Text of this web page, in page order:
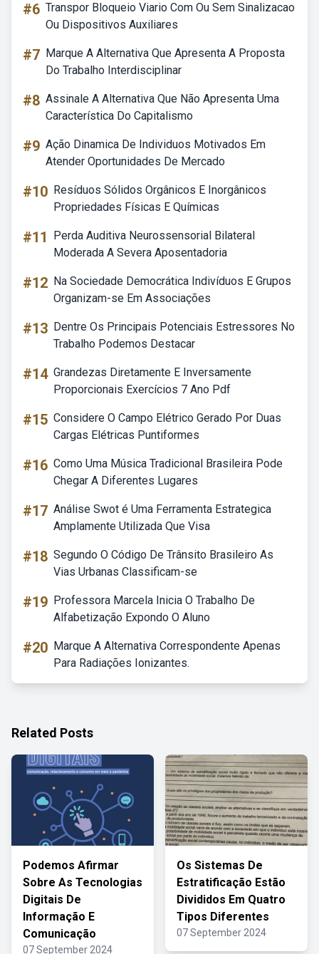
#6 Transpor Bloqueio Viario Com Ou Sem Sinalizacao
Ou Dispositivos Auxiliares
#7 Marque A Alternativa Que Apresenta A Proposta
Do Trabalho Interdisciplinar
#8 Assinale A Alternativa Que Não Apresenta Uma
Característica Do Capitalismo
#9 Ação Dinamica De Individuos Motivados Em
Atender Oportunidades De Mercado
#10 Resíduos Sólidos Orgânicos E Inorgânicos
Propriedades Físicas E Químicas
#11
Perda Auditiva Neurossensorial Bilateral
Moderada A Severa Aposentadoria
#12 Na Sociedade Democrática Indivíduos E Grupos
Organizam-se Em Associações
#13 Dentre Os Principais Potenciais Estressores No
Trabalho Podemos Destacar
#14 Grandezas Diretamente E Inversamente
Proporcionais Exercícios 7 Ano Pdf
#15 Considere O Campo Elétrico Gerado Por Duas
Cargas Elétricas Puntiformes
#16 Como Uma Música Tradicional Brasileira Pode
Chegar A Diferentes Lugares
#17 Análise Swot é Uma Ferramenta Estrategica
Amplamente Utilizada Que Visa
#18 Segundo O Código De Trânsito Brasileiro As
Vias Urbanas Classificam-se
#19 Professora Marcela Inicia O Trabalho De
Alfabetização Expondo O Aluno
#20 Marque A Alternativa Correspondente Apenas
Para Radiações Ionizantes.
Related Posts
Podemos Afirmar
Sobre As Tecnologias
Digitais De
Informação E
Comunicação
07 September 2024
Os Sistemas De
Estratificação Estão
Divididos Em Quatro
Tipos Diferentes
07 September 2024